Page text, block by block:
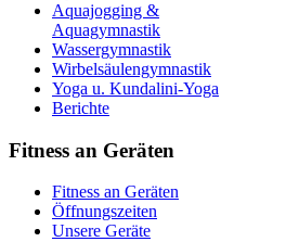
Aquajogging &
Aquagymnastik
Wassergymnastik
Wirbelsäulengymnastik
Yoga u. Kundalini-Yoga
Berichte
Fitness an Geräten
Fitness an Geräten
Öffnungszeiten
Unsere Geräte